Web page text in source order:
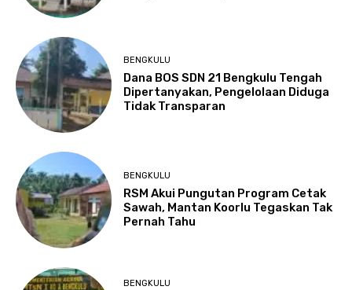
BENGKULU
Dana BOS SDN 21 Bengkulu Tengah
Dipertanyakan, Pengelolaan Diduga
Tidak Transparan
BENGKULU
RSM Akui Pungutan Program Cetak
Sawah, Mantan Koorlu Tegaskan Tak
Pernah Tahu
BENGKULU